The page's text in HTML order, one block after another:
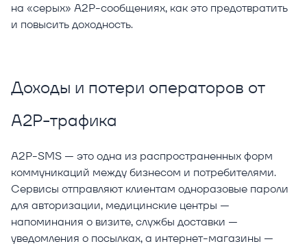
на «серых» A2P-сообщениях, как это предотвратить
и повысить доходность.
Доходы и потери операторов от
A2P-трафика
A2P-SMS — это одна из распространенных форм
коммуникаций между бизнесом и потребителями.
Сервисы отправляют клиентам одноразовые пароли
для авторизации, медицинские центры —
напоминания о визите, службы доставки —
уведомления о посылках, а интернет-магазины —